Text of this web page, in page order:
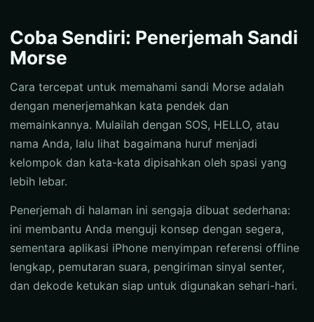
Coba Sendiri: Penerjemah Sandi
Morse
Cara tercepat untuk memahami sandi Morse adalah
dengan menerjemahkan kata pendek dan
memainkannya. Mulailah dengan SOS, HELLO, atau
nama Anda, lalu lihat bagaimana huruf menjadi
kelompok dan kata-kata dipisahkan oleh spasi yang
lebih lebar.
Penerjemah di halaman ini sengaja dibuat sederhana:
ini membantu Anda menguji konsep dengan segera,
sementara aplikasi iPhone menyimpan referensi offline
lengkap, pemutaran suara, pengiriman sinyal senter,
dan dekode ketukan siap untuk digunakan sehari-hari.